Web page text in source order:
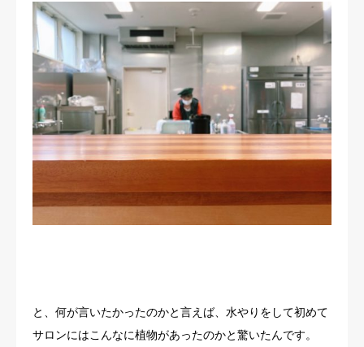
と、何が言いたかったのかと言えば、水やりをして初めて
サロンにはこんなに植物があったのかと驚いたんです。